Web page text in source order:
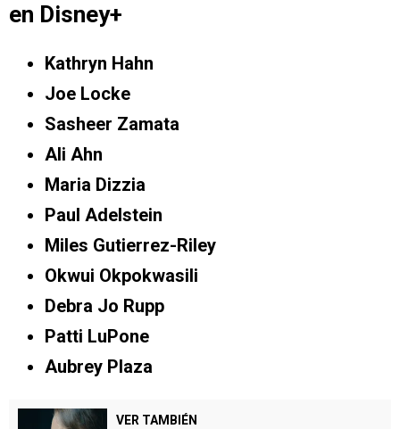
en Disney+
Kathryn Hahn
Joe Locke
Sasheer Zamata
Ali Ahn
Maria Dizzia
Paul Adelstein
Miles Gutierrez-Riley
Okwui Okpokwasili
Debra Jo Rupp
Patti LuPone
Aubrey Plaza
VER TAMBIÉN